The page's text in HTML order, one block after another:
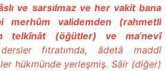
ve sarsılmaz ve her vakit bana
merhûm validemden (rahmetli
telkînât (öğütler) ve ma‘nevî
fıtratımda, âdetâ maddî
hükmünde yerleşmiş. Sâir (diğer)